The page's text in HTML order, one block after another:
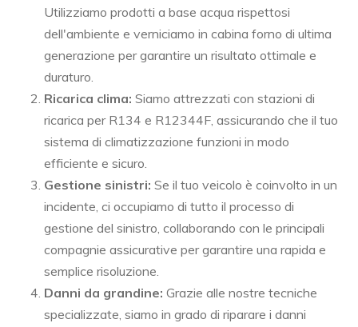
Utilizziamo prodotti a base acqua rispettosi
dell'ambiente e verniciamo in cabina forno di ultima
generazione per garantire un risultato ottimale e
duraturo.
Ricarica clima: Siamo attrezzati con stazioni di
ricarica per R134 e R12344F, assicurando che il tuo
sistema di climatizzazione funzioni in modo
efficiente e sicuro.
Gestione sinistri: Se il tuo veicolo è coinvolto in un
incidente, ci occupiamo di tutto il processo di
gestione del sinistro, collaborando con le principali
compagnie assicurative per garantire una rapida e
semplice risoluzione.
Danni da grandine: Grazie alle nostre tecniche
specializzate, siamo in grado di riparare i danni